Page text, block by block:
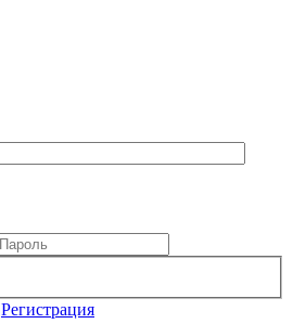
Регистрация